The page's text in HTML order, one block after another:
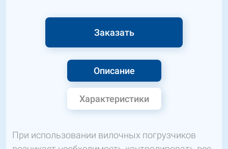
Описание
Характеристики
Заказать
При использовании вилочных погрузчиков